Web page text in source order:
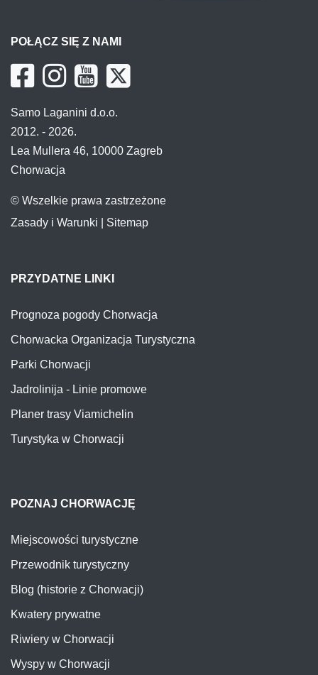
POŁĄCZ SIĘ Z NAMI
Samo Laganini d.o.o.
2012. - 2026.
Lea Mullera 46, 10000 Zagreb
Chorwacja
© Wszelkie prawa zastrzeżone
Zasady i Warunki
Sitemap
PRZYDATNE LINKI
Prognoza pogody Chorwacja
Chorwacka Organizacja Turystyczna
Parki Chorwacji
Jadrolinija - Linie promowe
Planer trasy Viamichelin
Turystyka w Chorwacji
POZNAJ CHORWACJĘ
Miejscowości turystyczne
Przewodnik turystyczny
Blog (historie z Chorwacji)
Kwatery prywatne
Riwiery w Chorwacji
Wyspy w Chorwacji